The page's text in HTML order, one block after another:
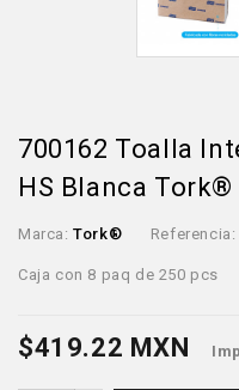
700162 Toalla
HS Blanca Tork®
Marca:Tork® Referencia:
Caja con 8 paq de 250 pcs
$419.22 MXN